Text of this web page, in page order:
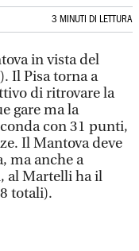
3 MINUTI DI LETTURA
in vista del
Il Pisa torna a
di ritrovare la
gare ma la
con 31 punti,
Il Mantova deve
ma anche a
al Martelli ha il
totali).